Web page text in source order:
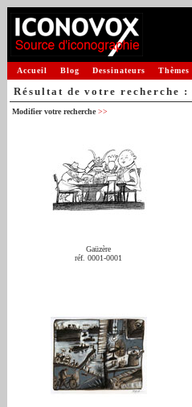
Accueil Blog Dessinateurs Thèmes
Résultat de votre recherche :
Modifier votre recherche >>
Gaüzère
réf. 0001-0001